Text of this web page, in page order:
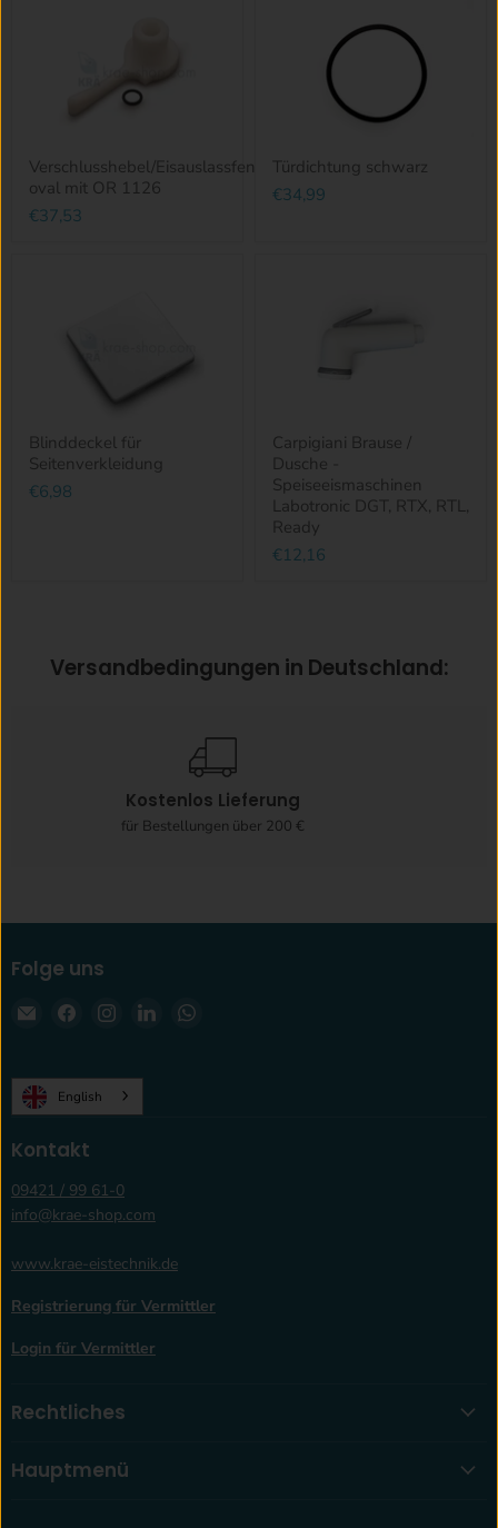
Verschlusshebel/Eisauslassfenster
oval mit OR 1126
€37,53
Türdichtung schwarz
€34,99
Blinddeckel für
Seitenverkleidung
€6,98
Carpigiani Brause /
Dusche -
Speiseeismaschinen
Labotronic DGT, RTX, RTL,
Ready
€12,16
Versandbedingungen in Deutschland:
Kostenlos Lieferung
für Bestellungen über 200 €
Folge uns
Email
Finden
auf
Facebook
Finden
auf
Instagram
Finden
English
Kontakt
09421 / 99 61-0
info@krae-shop.com
www.krae-eistechnik.de
Registrierung für Vermittler
Login für Vermittler
Rechtliches
Hauptmenü